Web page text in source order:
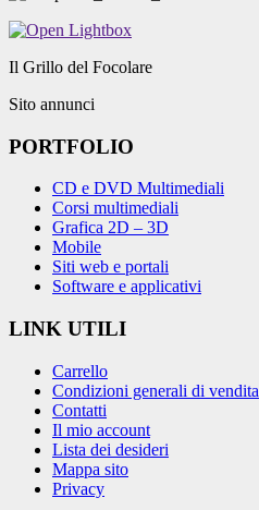
Il Grillo del Focolare
Sito annunci
PORTFOLIO
CD e DVD Multimediali
Corsi multimediali
Grafica 2D – 3D
Mobile
Siti web e portali
Software e applicativi
LINK UTILI
Carrello
Condizioni generali di vendita
Contatti
Il mio account
Lista dei desideri
Mappa sito
Privacy